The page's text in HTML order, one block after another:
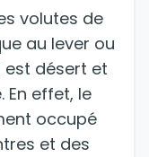
volutes de
au lever ou
est désert et
En effet, le
occupé
et des